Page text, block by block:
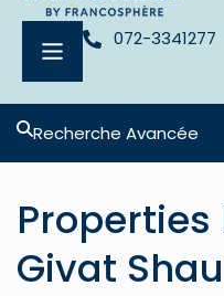
072-3341277
Recherche Avancée
Givat